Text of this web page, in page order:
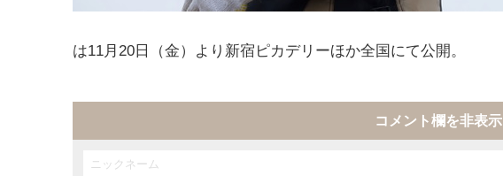
は11月20日（金）より新宿ピカデリーほか全国にて公開。
コメント欄を非表示